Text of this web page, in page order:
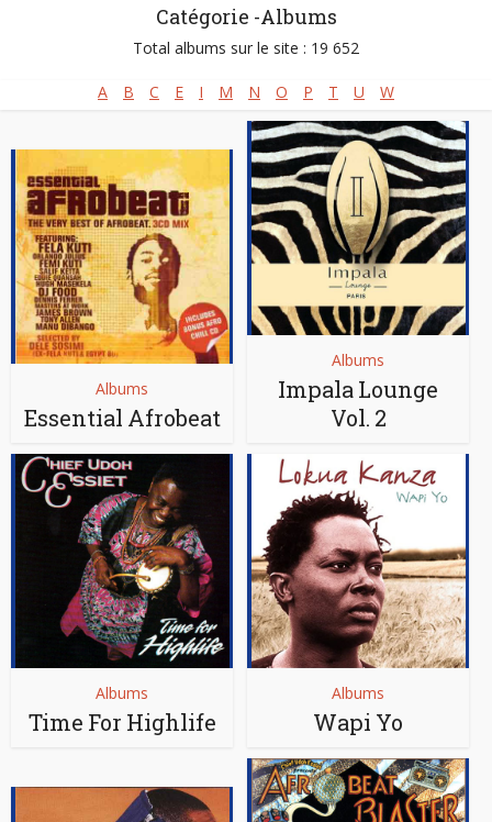
Catégorie -Albums
Total albums sur le site : 19 652
A B C E I M N O P T U W
Albums
Essential Afrobeat
Albums
Impala Lounge
Vol. 2
Albums
Time For Highlife
Albums
Wapi Yo